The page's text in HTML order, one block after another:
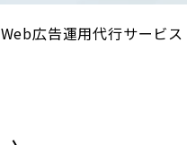
Web広告運用代行サービス